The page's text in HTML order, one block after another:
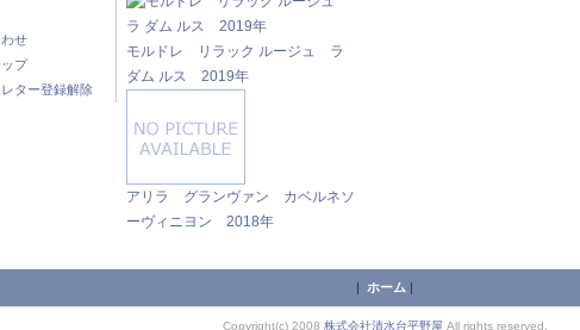
せ
プ
ター登録解除
モルドレ リラック ルージュ ラ
ダム ルス 2019年
アリラ グランヴァン カベルネソ
ーヴィニヨン 2018年
| ホーム |
Copyright(c) 2008 株式会社清水台平野屋 All rights reserved.